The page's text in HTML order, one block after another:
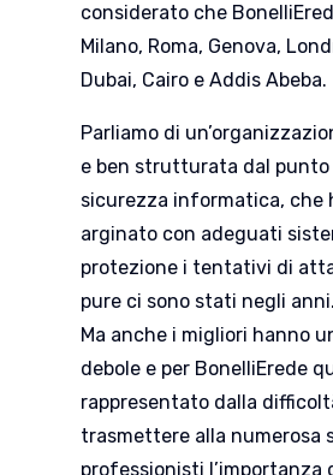
considerato che
Milano, Roma, Genova,
Dubai, Cairo e Addis Abeba.
Parliamo di
e ben strutturata dal punto
sicurezza informatica, che
arginato con adeguati
protezione i tentativi di
pure ci sono stati negli anni.
Ma anche i migliori hanno
debole e per BonelliErede
rappresentato dalla
trasmettere alla numerosa
professionisti l’importanza